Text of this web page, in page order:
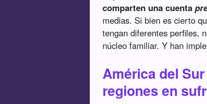
comparten una cuenta
medias. Si bien es cierto
tengan diferentes perfiles,
núcleo familiar. Y han
América del
regiones en